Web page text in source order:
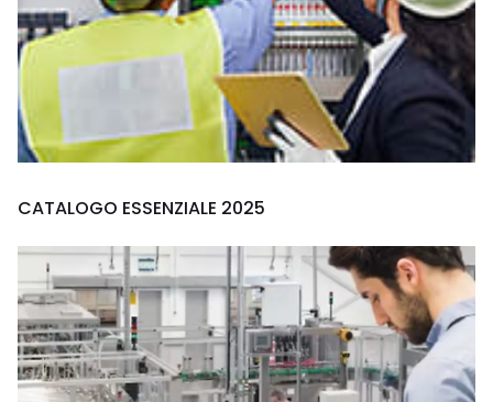
CATALOGO ESSENZIALE 2025